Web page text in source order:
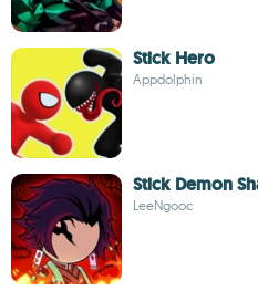
Stick Hero
Appdolphin
Stick Demon
LeeNgooc